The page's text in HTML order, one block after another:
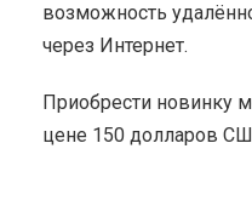
возможность
через Интернет.
Приобрести новинку
цене 150 долларов